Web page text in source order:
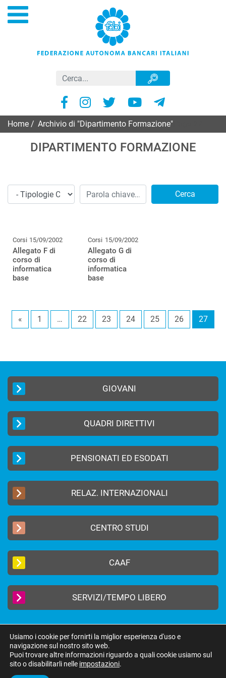
Home Archivio di "Dipartimento Formazione"
DIPARTIMENTO FORMAZIONE
Cerca
Corsi 15/09/2002
Allegato F di
corso di
informatica
base
Corsi 15/09/2002
Allegato G di
corso di
informatica
base
« 1 … 22 23 24 25 26 27
GIOVANI
QUADRI DIRETTIVI
PENSIONATI ED ESODATI
RELAZ. INTERNAZIONALI
CENTRO STUDI
CAAF
SERVIZI/TEMPO LIBERO
2019 © FEDERAZIONE AUTONOMA BANCARI ITALIANI –Privacy Policy|
Cookie Policy
Usiamo i cookie per fornirti la miglior esperienza d'uso e
navigazione sul nostro sito web.
Puoi trovare altre informazioni riguardo a quali cookie usiamo sul
sito o disabilitarli nelle impostazioni.